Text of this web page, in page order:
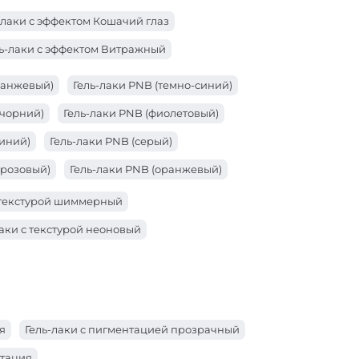
лаки с эффектом Кошачий глаз
лаки с эффектом Витражный
Гель-лаки PNB (темно-синий)
Гель-лаки PNB (фиолетовый)
Гель-лаки PNB (серый)
Гель-лаки PNB (оранжевый)
Гель-лаки PNB (коричневый)
Гель-лаки PNB (зеленый)
шиммерный
с текстурой неоновый
Гель-лаки с пигментацией прозрачный